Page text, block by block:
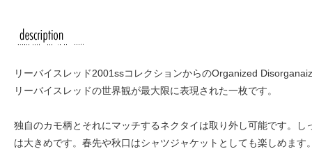
リーバイスレッド2001ssコレクションからのOrganized
リーバイスレッドの世界観が最大限に表現された一枚です。
独自のカモ柄とそれにマッチするネクタイは取り外し可能です。
は大きめです。春先や秋口はシャツジャケットとしても楽しめます